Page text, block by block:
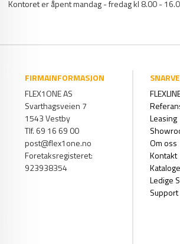
Kontoret er åpent mandag - fredag kl 8.00 -
FIRMAINFORMASJON
FLEX1ONE AS
Svarthagsveien 7
1543 Vestby
Tlf. 69 16 69 00
post@flex1one.no
Foretaksregisteret:
923938354
Leasing
Om oss
Kontakt
Ledige
Support